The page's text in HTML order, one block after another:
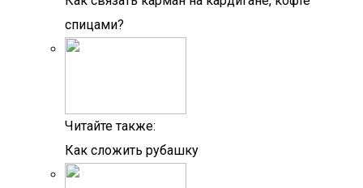
спицами?
Читайте также:
Как сложить рубашку